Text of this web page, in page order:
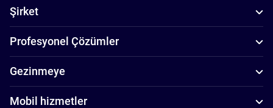
Şirket
Profesyonel Çözümler
Gezinmeye
Mobil hizmetler